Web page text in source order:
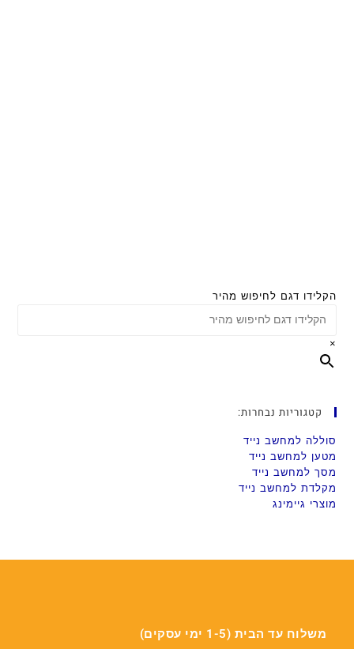
הקלידו דגם לחיפוש מהיר
×
קטגוריות נבחרות:
סוללה למחשב נייד
מטען למחשב נייד
מסך למחשב נייד
מקלדת למחשב נייד
מוצרי גיימינג
משלוח עד הבית (1-5 ימי עסקים)